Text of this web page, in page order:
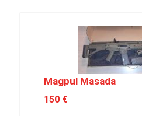
Magpul Masada
150 €